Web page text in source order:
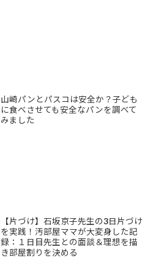
山崎パンとパスコは安全か？子ども
に食べさせても安全なパンを調べて
みました
【片づけ】石坂京子先生の3日片づけ
を実践！汚部屋ママが大変身した記
録：１日目先生との面談＆理想を描
き部屋割りを決める